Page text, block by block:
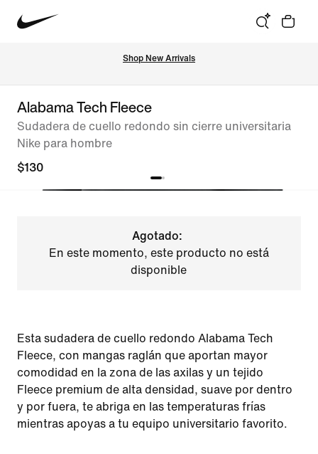
Shop New Arrivals
Alabama Tech Fleece
Sudadera de cuello redondo sin cierre universitaria
Nike para hombre
$130
Agotado:
En este momento, este producto no está
disponible
Esta sudadera de cuello redondo Alabama Tech
Fleece, con mangas raglán que aportan mayor
comodidad en la zona de las axilas y un tejido
Fleece premium de alta densidad, suave por dentro
y por fuera, te abriga en las temperaturas frías
mientras apoyas a tu equipo universitario favorito.